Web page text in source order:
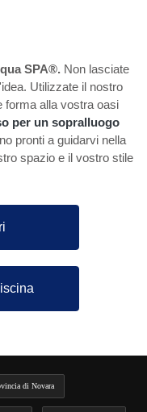
SPA®. Non lasciate
Utilizzate il nostro
forma alla vostra oasi
per un sopralluogo
pronti a guidarvi nella
spazio e il vostro stile
di Novara